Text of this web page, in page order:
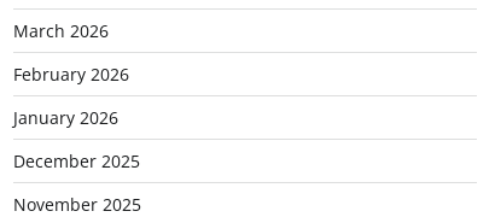
March 2026
February 2026
January 2026
December 2025
November 2025